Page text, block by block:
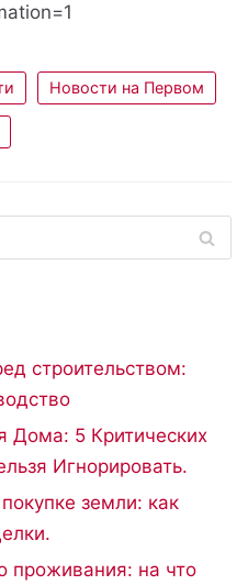
Новости на Первом
строительством:
Дома: 5 Критических
Игнорировать.
земли: как
проживания: на что